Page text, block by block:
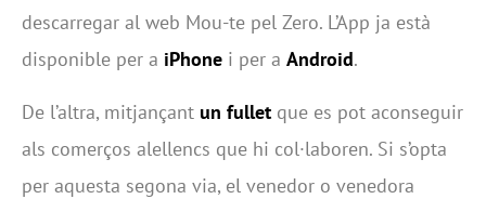
descarregar al web Mou-te pel Zero. L’App ja està
disponible per a iPhone i per a Android.
De l’altra, mitjançant un fullet que es pot aconseguir
als comerços alellencs que hi col·laboren. Si s’opta
per aquesta segona via, el venedor o venedora